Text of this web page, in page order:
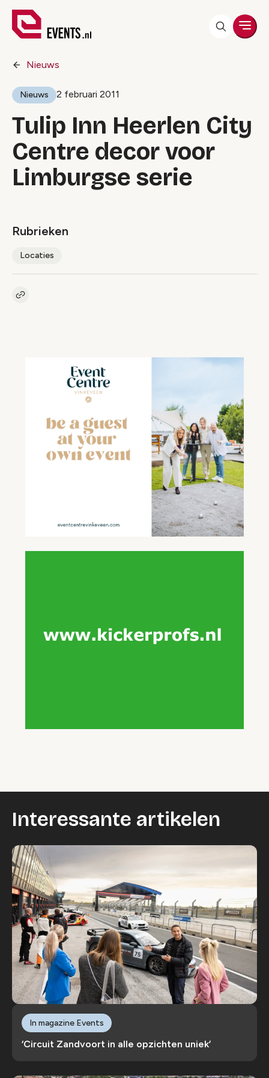
Nieuws
Nieuws 2 februari 2011
Tulip Inn Heerlen City
Centre decor voor
Limburgse serie
Rubrieken
Locaties
Kopieer link naar artikel
Interessante artikelen
‘Circuit Zandvoort in alle opzichten uniek’
In magazine Events